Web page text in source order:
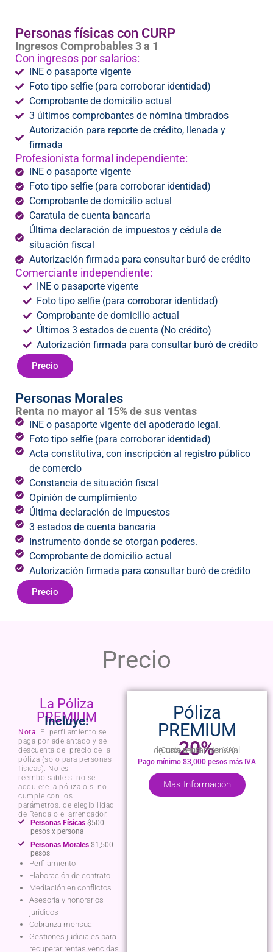
Personas físicas con CURP
Ingresos Comprobables 3 a 1
Con ingresos por salarios:
INE o pasaporte vigente
Foto tipo selfie (para corroborar identidad)
Comprobante de domicilio actual
3 últimos comprobantes de nómina timbrados
Autorización para reporte de crédito, llenada y
firmada
Profesionista formal independiente:
INE o pasaporte vigente
Foto tipo selfie (para corroborar identidad)
Comprobante de domicilio actual
Caratula de cuenta bancaria
Última declaración de impuestos y cédula de
situación fiscal
Autorización firmada para consultar buró de crédito
Comerciante independiente:
INE o pasaporte vigente
Foto tipo selfie (para corroborar identidad)
Comprobante de domicilio actual
Últimos 3 estados de cuenta (No crédito)
Autorización firmada para consultar buró de crédito
Precio
Personas Morales
Renta no mayor al 15% de sus ventas
INE o pasaporte vigente del apoderado legal.
Foto tipo selfie (para corroborar identidad)
Acta constitutiva, con inscripción al registro público
de comercio
Constancia de situación fiscal
Opinión de cumplimiento
Última declaración de impuestos
3 estados de cuenta bancaria
Instrumento donde se otorgan poderes.
Comprobante de domicilio actual
Autorización firmada para consultar buró de crédito
Precio
Precio
La Póliza
PREMIUM
Incluye:
Nota: El perfilamiento se
paga por adelantado y se
descuenta del precio de la
póliza (solo para personas
físicas). No es
reembolsable si no se
adquiere la póliza o si no
cumple con los
parámetros. de elegibilidad
de Renda o el arrendador.
Personas Físicas $500
pesos x persona
Personas Morales $1,500
pesos
Perfilamiento
Elaboración de contrato
Mediación en conflictos
Asesoría y honorarios
jurídicos
Cobranza mensual
Gestiones judiciales para
recuperar rentas vencidas
Póliza
PREMIUM
20%
de una renta mensual
(Costo anual más IVA)
Pago mínimo $3,000 pesos más IVA
Más Información